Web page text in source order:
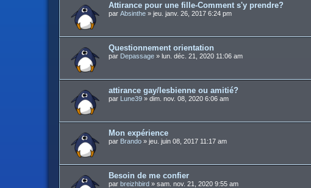
Attirance pour une fille-Comment s'y prendre?
par Absinthe » jeu. janv. 26, 2017 6:24 pm
Questionnement orientation
par Depassage » lun. déc. 21, 2020 11:06 am
attirance gay/lesbienne ou amitié?
par Lune39 » dim. nov. 08, 2020 6:06 am
Mon expérience
par Brando » jeu. juin 08, 2017 11:17 am
Besoin de me confier
par breizhbird » sam. nov. 21, 2020 9:55 am